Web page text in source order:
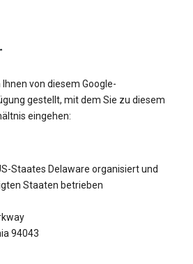
von diesem Google-
gestellt, mit dem Sie zu diesem
eingehen:
Staates Delaware organisiert und
Staaten betrieben
94043